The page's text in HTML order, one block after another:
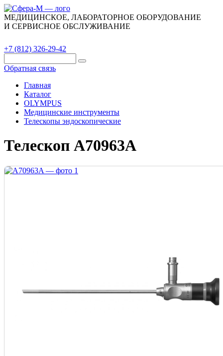
МЕДИЦИНСКОЕ, ЛАБОРАТОРНОЕ ОБОРУДОВАНИЕ
И СЕРВИСНОЕ ОБСЛУЖИВАНИЕ
+7 (812) 326-29-42
Обратная связь
Главная
Каталог
OLYMPUS
Медицинские инструменты
Телескопы эндоскопические
Телескоп A70963A